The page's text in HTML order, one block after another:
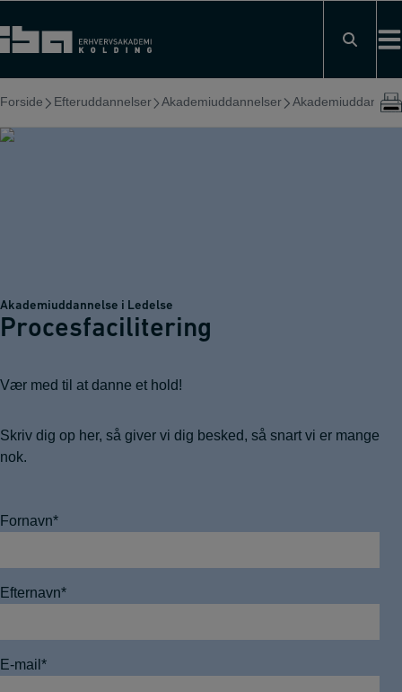
til
indholdet
Forside Efteruddannelser Akademiuddannelser
Akademiuddannelse i Ledelse
Procesfacilitering
Vær med til at danne et hold!
Skriv dig op her, så giver vi dig besked, så snart vi er mange
nok.
Fornavn*
Efternavn*
E-mail *